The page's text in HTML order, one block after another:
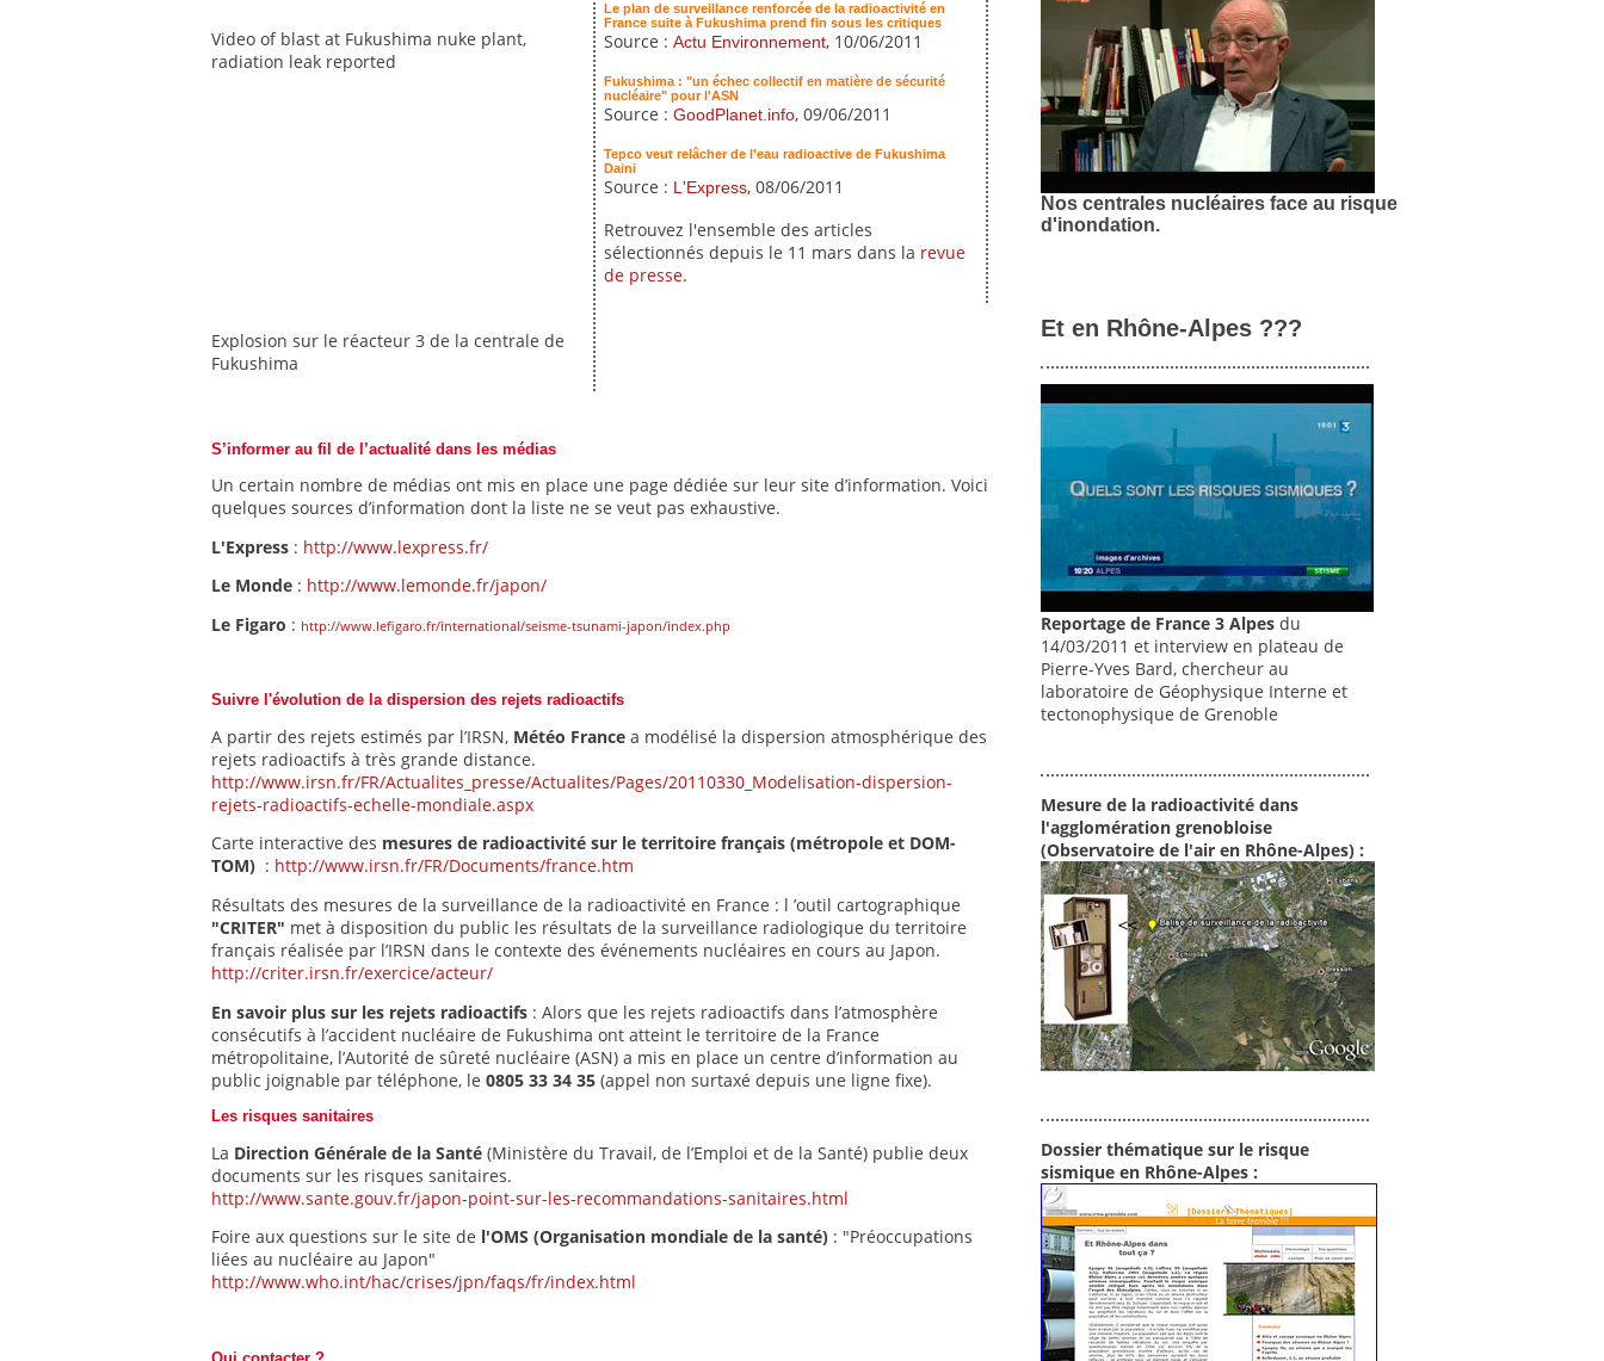
Video of blast at Fukushima nuke plant,
radiation leak reported
Explosion sur le réacteur 3 de la centrale de
Fukushima
Le plan de surveillance renforcée de la radioactivité en
France suite à Fukushima prend fin sous les critiques
Source : Actu Environnement, 10/06/2011
Fukushima : "un échec collectif en matière de sécurité
nucléaire" pour l'ASN
Source : GoodPlanet.info, 09/06/2011
Tepco veut relâcher de l'eau radioactive de Fukushima
Daini
Source : L'Express, 08/06/2011
Retrouvez l'ensemble des articles
sélectionnés depuis le 11 mars dans la revue
de presse.
S’informer au fil de l’actualité dans les médias
Un certain nombre de médias ont mis en place une page dédiée sur leur site d’information. Voici
quelques sources d’information dont la liste ne se veut pas exhaustive.
L'Express : http://www.lexpress.fr/
Le Monde : http://www.lemonde.fr/japon/
Le Figaro : http://www.lefigaro.fr/international/seisme-tsunami-japon/index.php
Suivre l'évolution de la dispersion des rejets radioactifs
A partir des rejets estimés par l’IRSN, Météo France a modélisé la dispersion atmosphérique des
rejets radioactifs à très grande distance.
http://www.irsn.fr/FR/Actualites_presse/Actualites/Pages/20110330_Modelisation-dispersion-
rejets-radioactifs-echelle-mondiale.aspx
Carte interactive des mesures de radioactivité sur le territoire français (métropole et DOM-
TOM) : http://www.irsn.fr/FR/Documents/france.htm
Résultats des mesures de la surveillance de la radioactivité en France : l ’outil cartographique
"CRITER" met à disposition du public les résultats de la surveillance radiologique du territoire
français réalisée par l’IRSN dans le contexte des événements nucléaires en cours au Japon.
http://criter.irsn.fr/exercice/acteur/
En savoir plus sur les rejets radioactifs : Alors que les rejets radioactifs dans l’atmosphère
consécutifs à l’accident nucléaire de Fukushima ont atteint le territoire de la France
métropolitaine, l’Autorité de sûreté nucléaire (ASN) a mis en place un centre d’information au
public joignable par téléphone, le 0805 33 34 35 (appel non surtaxé depuis une ligne fixe).
Les risques sanitaires
La Direction Générale de la Santé (Ministère du Travail, de l’Emploi et de la Santé) publie deux
documents sur les risques sanitaires.
http://www.sante.gouv.fr/japon-point-sur-les-recommandations-sanitaires.html
Foire aux questions sur le site de l'OMS (Organisation mondiale de la santé) : "Préoccupations
liées au nucléaire au Japon"
http://www.who.int/hac/crises/jpn/faqs/fr/index.html
Nos centrales nucléaires face au risque
d'inondation.
Et en Rhône-Alpes ???
Reportage de France 3 Alpes du
14/03/2011 et interview en plateau de
Pierre-Yves Bard, chercheur au
laboratoire de Géophysique Interne et
tectonophysique de Grenoble
Mesure de la radioactivité dans
l'agglomération grenobloise
(Observatoire de l'air en Rhône-Alpes) :
Dossier thématique sur le risque
sismique en Rhône-Alpes :